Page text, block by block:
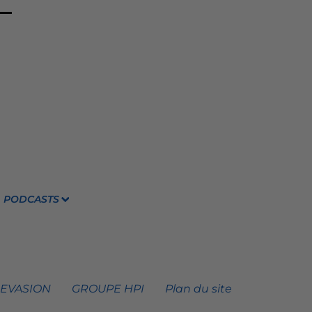
PODCASTS
GROUPE HPI Plan du site